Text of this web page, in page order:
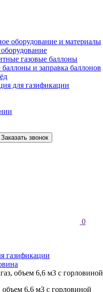
оборудование и материалы
газовые баллоны
баллоны и заправка баллонов
для газификации
Заказать звонок
0
газификации
объем 6,6 м3 с горловиной